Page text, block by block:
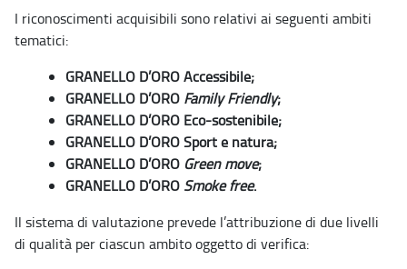
I riconoscimenti acquisibili sono relativi ai seguenti ambiti
tematici:
GRANELLO D’ORO Accessibile;
GRANELLO D’ORO Family Friendly;
GRANELLO D’ORO Eco-sostenibile;
GRANELLO D’ORO Sport e natura;
GRANELLO D’ORO Green move;
GRANELLO D’ORO Smoke free.
Il sistema di valutazione prevede l’attribuzione di due livelli
di qualità per ciascun ambito oggetto di verifica: